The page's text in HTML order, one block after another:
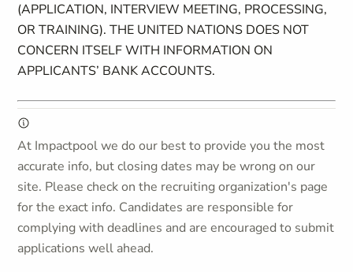
(APPLICATION, INTERVIEW MEETING, PROCESSING,
OR TRAINING). THE UNITED NATIONS DOES NOT
CONCERN ITSELF WITH INFORMATION ON
APPLICANTS’ BANK ACCOUNTS.
At Impactpool we do our best to provide you the most
accurate info, but closing dates may be wrong on our
site. Please check on the recruiting organization's page
for the exact info. Candidates are responsible for
complying with deadlines and are encouraged to submit
applications well ahead.